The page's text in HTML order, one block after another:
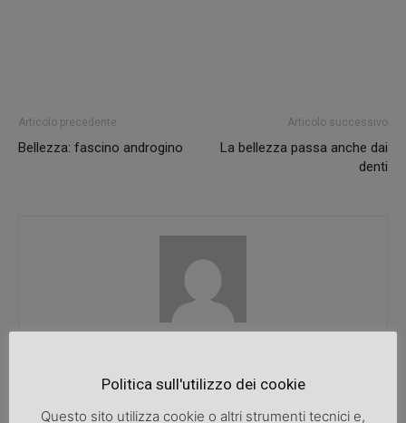
Articolo precedente
Bellezza: fascino androgino
Articolo successivo
La bellezza passa anche dai
denti
Politica sull'utilizzo dei cookie
Questo sito utilizza cookie o altri strumenti tecnici e,